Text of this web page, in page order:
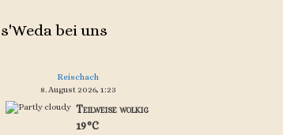
s'Weda bei uns
Reischach
8. August 2026, 1:23
Teilweise wolkig
19°C